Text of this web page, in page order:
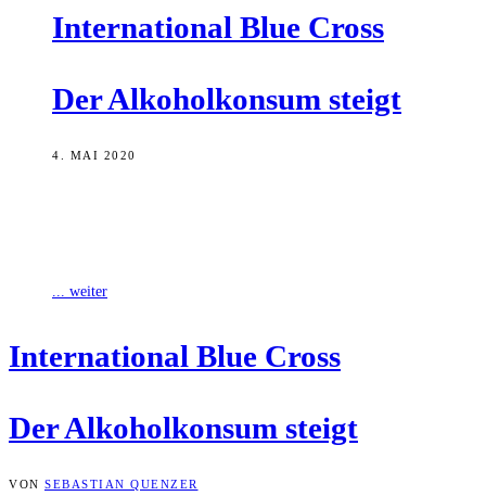
Inter­na­tio­nal Blue Cross
Der Alko­hol­kon­sum steigt
4. MAI 2020
... weiter
Inter­na­tio­nal Blue Cross
Der Alko­hol­kon­sum steigt
VON SEBASTIAN QUENZER